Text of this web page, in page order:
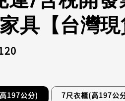
具【台灣現
197公分) 7尺衣櫃(高197公